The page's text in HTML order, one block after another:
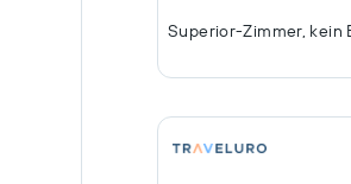
Superior-Zimmer, kein